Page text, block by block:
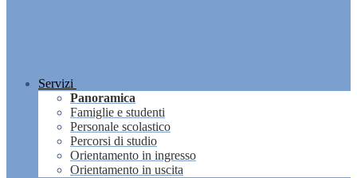
Servizi
Panoramica
Famiglie e studenti
Personale scolastico
Percorsi di studio
Orientamento in ingresso
Orientamento in uscita